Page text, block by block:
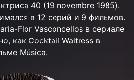
40 (19 novembre 1985).
в 12 серий и 9 фильмов.
Flor Vasconcellos в сериале
как Cocktail Waitress в
Música.